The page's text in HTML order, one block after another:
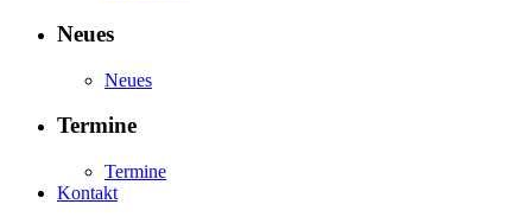
Neues
Neues
Termine
Termine
Kontakt